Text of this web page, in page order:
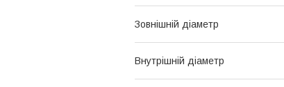
Зовнішній діаметр
Внутрішній діаметр